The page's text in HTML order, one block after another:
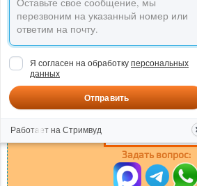
ПОДРОБНЕЕ
Звоните
+7 917 024-76-42 8
НАПИШИТЕ НАМ
Задать вопрос:
Я согласен на обработкуперсональных
данных
Отправить
Работает на Стримвуд